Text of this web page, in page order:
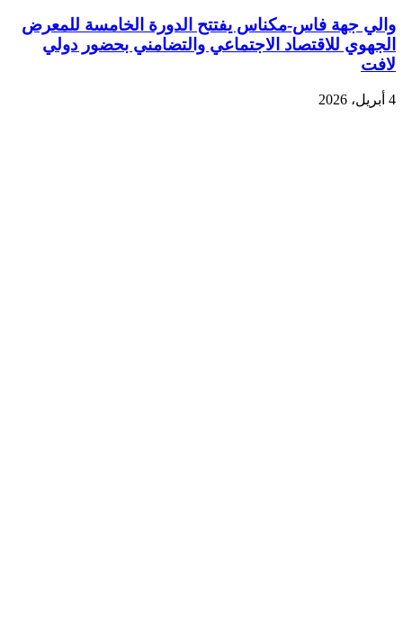
والي جهة فاس-مكناس يفتتح الدورة الخامسة للمعرض
الجهوي للاقتصاد الاجتماعي والتضامني بحضور دولي
لافت
4 أبريل، 2026